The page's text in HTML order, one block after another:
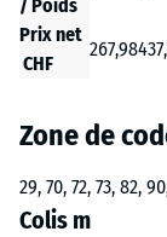
/ Poids
Prix net
CHF
267,98
Zone de
29, 70, 72, 73, 82,
Colis m